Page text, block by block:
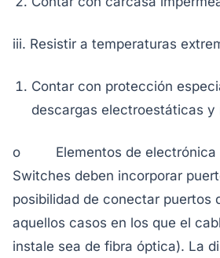
iii. Resistir a temperaturas
Contar con protección
descargas electroestáticas y
o Elementos de electrónica
Switches deben incorporar
posibilidad de conectar puertos
aquellos casos en los que el
instale sea de fibra óptica). La